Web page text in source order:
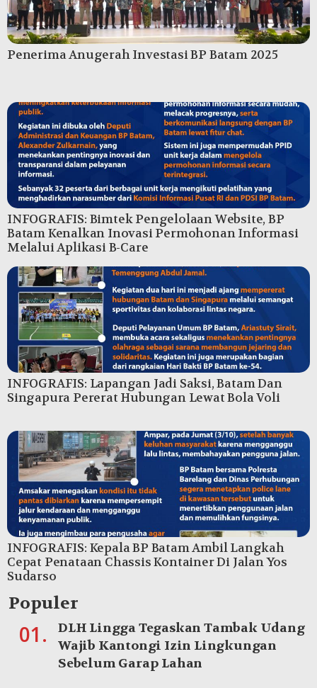
Penerima Anugerah Investasi BP Batam 2025
INFOGRAFIS: Bimtek Pengelolaan Website, BP
Batam Kenalkan Inovasi Permohonan Informasi
Melalui Aplikasi B-Care
INFOGRAFIS: Lapangan Jadi Saksi, Batam Dan
Singapura Pererat Hubungan Lewat Bola Voli
INFOGRAFIS: Kepala BP Batam Ambil Langkah
Cepat Penataan Chassis Kontainer Di Jalan Yos
Sudarso
Populer
01.
DLH Lingga Tegaskan Tambak Udang
Wajib Kantongi Izin Lingkungan
Sebelum Garap Lahan